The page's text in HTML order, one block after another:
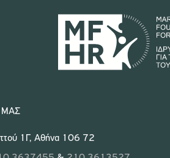
ΜΑΣ
1Γ, Αθήνα 106 72